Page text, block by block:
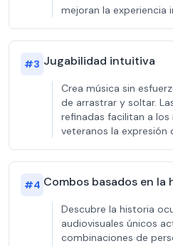
mejoran la experiencia
#3 Jugabilidad intuitiva
Crea música sin
de arrastrar y soltar.
refinadas facilitan a los
veteranos la expresión
#4 Combos basados en la
Descubre la historia
audiovisuales únicos
combinaciones de